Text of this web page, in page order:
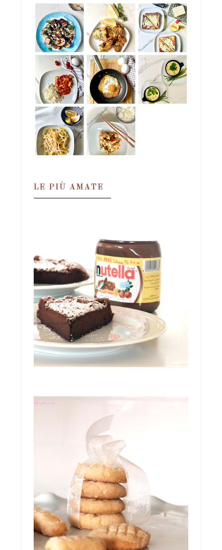
LE PIÙ AMATE
TORTA MAGICA ALLA
NUTELLA, IN DUE
INGREDIENTI!
Una condanna. Una perdizione. Una droga.
Un'ossessione. Tutte in quel barattolo. E se
ne ...
BISCOTTI DI MAIONESE
No, non sono impazzita. Non ho preso
troppo sole senza cappello, ne' troppo caldo
in giardino. Non s...